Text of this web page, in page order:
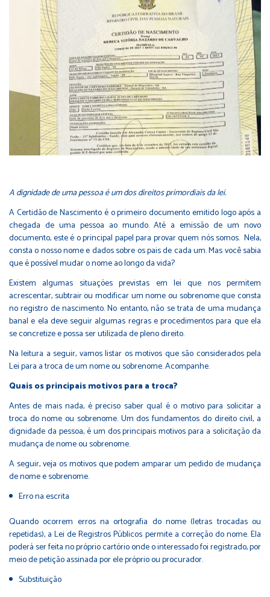
A dignidade de uma pessoa é um dos direitos primordiais da lei.
A Certidão de Nascimento é o primeiro documento emitido logo após a
chegada de uma pessoa ao mundo. Até a emissão de um novo
documento, este é o principal papel para provar quem nós somos. Nela,
consta o nosso nome e dados sobre os pais de cada um. Mas você sabia
que é possível mudar o nome ao longo da vida?
Existem algumas situações previstas em lei que nos permitem
acrescentar, subtrair ou modificar um nome ou sobrenome que consta
no registro de nascimento. No entanto, não se trata de uma mudança
banal e ela deve seguir algumas regras e procedimentos para que ela
se concretize e possa ser utilizada de pleno direito.
Na leitura a seguir, vamos listar os motivos que são considerados pela
Lei para a troca de um nome ou sobrenome. Acompanhe.
Quais os principais motivos para a troca?
Antes de mais nada, é preciso saber qual é o motivo para solicitar a
troca do nome ou sobrenome. Um dos fundamentos do direito civil, a
dignidade da pessoa, é um dos principais motivos para a solicitação da
mudança de nome ou sobrenome.
A seguir, veja os motivos que podem amparar um pedido de mudança
de nome e sobrenome.
Erro na escrita
Quando ocorrem erros na ortografia do nome (letras trocadas ou
repetidas), a Lei de Registros Públicos permite a correção do nome. Ela
poderá ser feita no próprio cartório onde o interessado foi registrado, por
meio de petição assinada por ele próprio ou procurador.
Substituição